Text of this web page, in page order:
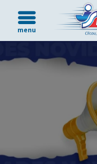
menu